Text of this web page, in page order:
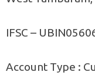
IFSC –
Account Type :